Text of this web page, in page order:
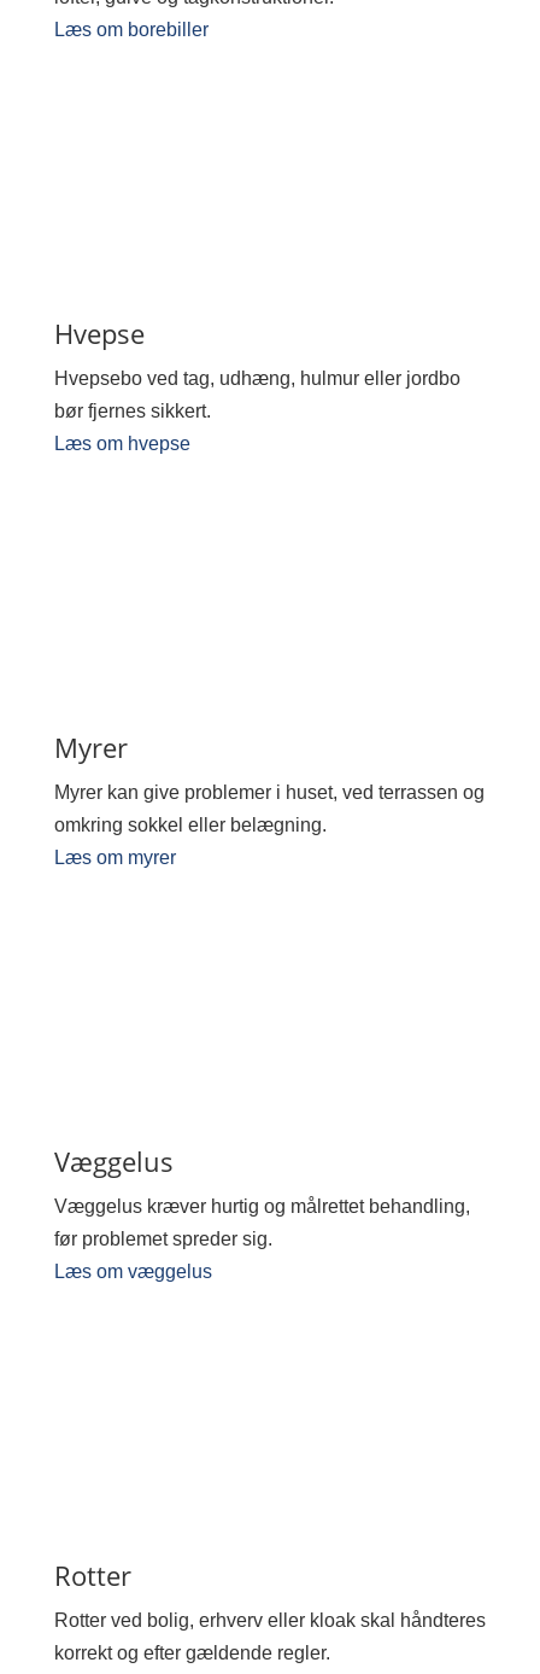
Læs om borebiller
Hvepse
Hvepsebo ved tag, udhæng, hulmur eller jordbo
bør fjernes sikkert.
Læs om hvepse
Myrer
Myrer kan give problemer i huset, ved terrassen og
omkring sokkel eller belægning.
Læs om myrer
Væggelus
Væggelus kræver hurtig og målrettet behandling,
før problemet spreder sig.
Læs om væggelus
Rotter
Rotter ved bolig, erhverv eller kloak skal håndteres
korrekt og efter gældende regler.